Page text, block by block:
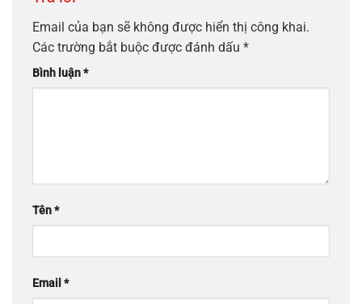
Email của bạn sẽ không được hiển thị công khai.
Các trường bắt buộc được đánh dấu *
Bình luận*
Tên*
Email *